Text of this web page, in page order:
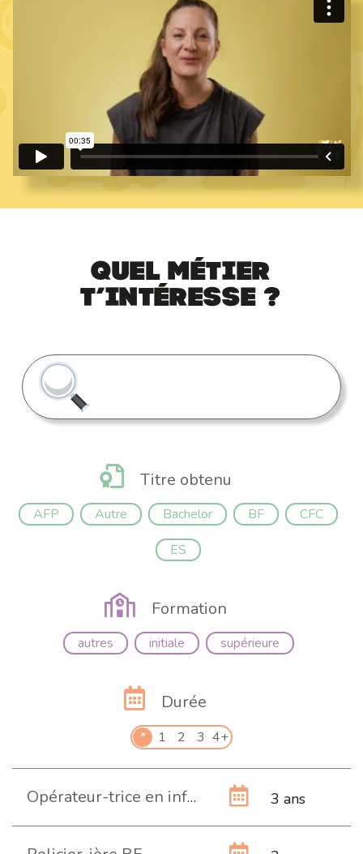
Quel métier
t’intéresse ?
Titre obtenu
AFP Autre Bachelor BF
CFC
ES
Formation
autres initiale supérieure
Durée
* 1 2 3 4+
Opérateur-trice en informatique CFC (Commerce) 3 ans